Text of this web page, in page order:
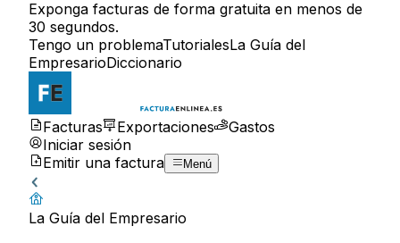
Exponga facturas de forma gratuita en menos de
30 segundos.
Tengo un problemaTutorialesLa Guía del
EmpresarioDiccionario
Facturas Exportaciones
Gastos
Iniciar sesión
Emitir una factura
Menú
La Guía del Empresario